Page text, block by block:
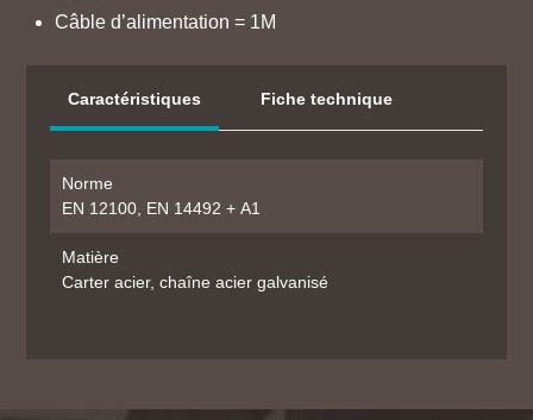
Câble d’alimentation = 1M
Caractéristiques Fiche technique
Norme
EN 12100, EN 14492 + A1
Matière
Carter acier, chaîne acier galvanisé